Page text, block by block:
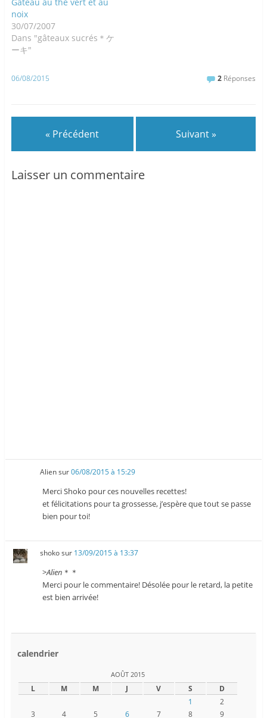
noix
30/07/2007
Dans "gâteaux sucrés＊ケ
ーキ"
06/08/2015 2 Réponses
« Précédent Suivant »
Laisser un commentaire
Aliensur06/08/2015 à 15:29
Merci Shoko pour ces nouvelles recettes!
et félicitations pour ta grossesse, j’espère que tout se passe
bien pour toi!
shokosur 13/09/2015 à 13:37
>Alien ＊＊
Merci pour le commentaire! Désolée pour le retard, la petite
est bien arrivée!
calendrier
AOÛT 2015
L M M J V S
D
1
2
3
4 5 6 7 8 9